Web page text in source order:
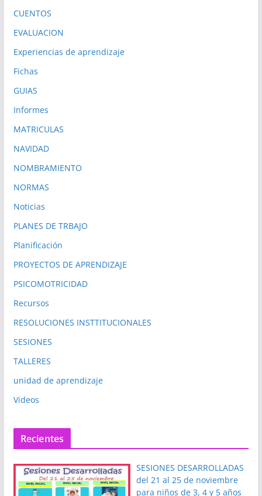
CUENTOS
EVALUACION
Experiencias de aprendizaje
Fichas
GUIAS
Informes
MATRICULAS
NAVIDAD
NOMBRAMIENTO
NORMAS
Noticias
PLANES DE TRBAJO
Planificación
PROYECTOS DE APRENDIZAJE
PSICOMOTRICIDAD
Recursos
RESOLUCIONES INSTTITUCIONALES
SESIONES
TALLERES
unidad de aprendizaje
Videos
Recientes
SESIONES DESARROLLADAS
del 21 al 25 de noviembre
para niños de 3, 4 y 5 años